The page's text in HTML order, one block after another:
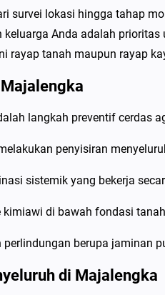
n
i
a
j
l
n
survei lokasi hingga tahap
Anda adalah
rayap tanah maupun rayap
langkah preventif cerdas
penyisiran
sistemik yang bekerja
di bawah fondasi
perlindungan berupa jaminan
di Majalengka